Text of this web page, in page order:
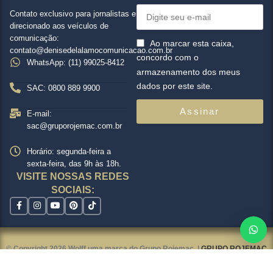
Contato exclusivo para jornalistas e
direcionado aos veículos de
comunicação:
contato@denisedelalamocomunicacao.com.br
WhatsApp: (11) 99025-8412
SAC: 0800 889 9900
E-mail:
sac@gruporojemac.com.br
Horário: segunda-feira a
sexta-feira, das 9h às 18h.
VISITE NOSSAS REDES
SOCIAIS:
Ao marcar esta caixa,
concordo com o
armazenamento dos meus
dados por este site.
Assinar
© Copyright 2026 Wolff uma marca do Grupo Rojemac |GRUPO ROJEMAC